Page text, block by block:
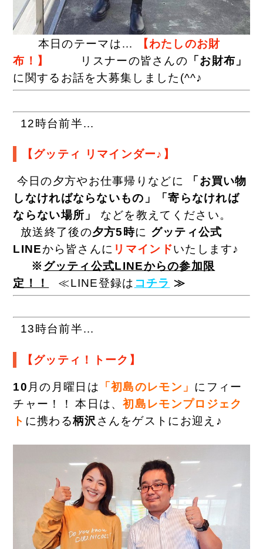
本日のテーマは…
【わたしのお財
布！ 】 リスナーの皆さんの 「お財布 」
に関するお話を大募集しました(^^♪
12時台前半…
【グッティ リマインダー♪】
今日の夕方やお仕事帰りなどに
「お買い物
しなければならないもの」「寄らなければ
ならない場所」
などを教えてください。
放送終了後の夕方5時に グッティ公式
LINEから皆さんに リマインドいたします♪
※ グッティ公式LINEからの参加限
定！！
≪LINE登録は コチラ ≫
13時台前半…
【グッティ！トーク】
10 月の月曜日は 「初島のレモン」 にフィー
チャー！！
本日は、初島レモンプロジェク
ト に携わる柄沢 さんをゲストにお迎え ♪